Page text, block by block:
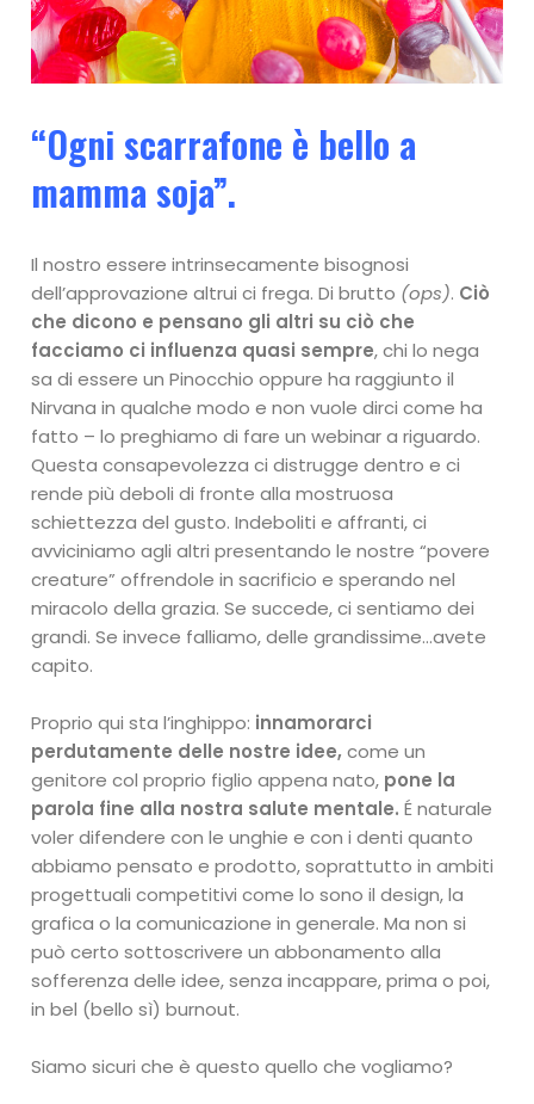
“Ogni scarrafone è bello a
mamma soja”.
Il nostro essere intrinsecamente bisognosi
dell’approvazione altrui ci frega. Di brutto (ops). Ciò
che dicono e pensano gli altri su ciò che
facciamo ci influenza quasi sempre, chi lo nega
sa di essere un Pinocchio oppure ha raggiunto il
Nirvana in qualche modo e non vuole dirci come ha
fatto – lo preghiamo di fare un webinar a riguardo.
Questa consapevolezza ci distrugge dentro e ci
rende più deboli di fronte alla mostruosa
schiettezza del gusto. Indeboliti e affranti, ci
avviciniamo agli altri presentando le nostre “povere
creature” offrendole in sacrificio e sperando nel
miracolo della grazia. Se succede, ci sentiamo dei
grandi. Se invece falliamo, delle grandissime…avete
capito.
Proprio qui sta l’inghippo: innamorarci
perdutamente delle nostre idee, come un
genitore col proprio figlio appena nato, pone la
parola fine alla nostra salute mentale. É naturale
voler difendere con le unghie e con i denti quanto
abbiamo pensato e prodotto, soprattutto in ambiti
progettuali competitivi come lo sono il design, la
grafica o la comunicazione in generale. Ma non si
può certo sottoscrivere un abbonamento alla
sofferenza delle idee, senza incappare, prima o poi,
in bel (bello sì) burnout.
Siamo sicuri che è questo quello che vogliamo?